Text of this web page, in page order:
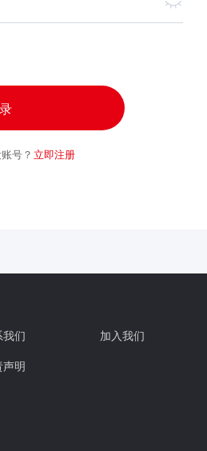
号？ 立即注册
们
加入我们
明